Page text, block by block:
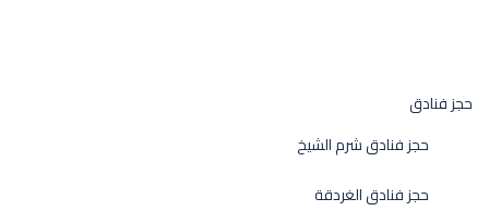
حجز فنادق
حجز فنادق شرم الشيخ
حجز فنادق الغردقة